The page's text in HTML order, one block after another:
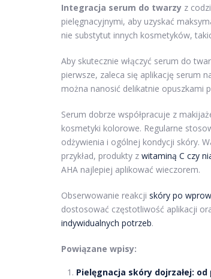
Integracja serum do twarzy z
pielęgnacyjnymi, aby uzyskać
nie substytut innych kosmetyków,
Aby skutecznie włączyć serum do
pierwsze, zaleca się aplikację serum
można nanosić delikatnie opuszkami
Serum dobrze współpracuje z
kosmetyki kolorowe. Regularne
odżywienia i ogólnej kondycji skóry.
przykład, produkty z witaminą C czy
AHA najlepiej aplikować wieczorem.
Obserwowanie reakcji skóry po
dostosować częstotliwość aplikacji
indywidualnych potrzeb.
Powiązane wpisy:
Pielęgnacja skóry dojrzałej: